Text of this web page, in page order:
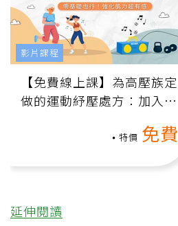
【免費線上課】為高壓族定
做的運動紓壓處方：加入行
特價 免費
影片課程
延伸閱讀